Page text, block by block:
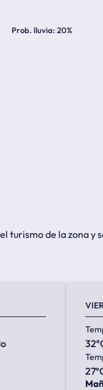
Prob. lluvia 20%
turismo de la zona y